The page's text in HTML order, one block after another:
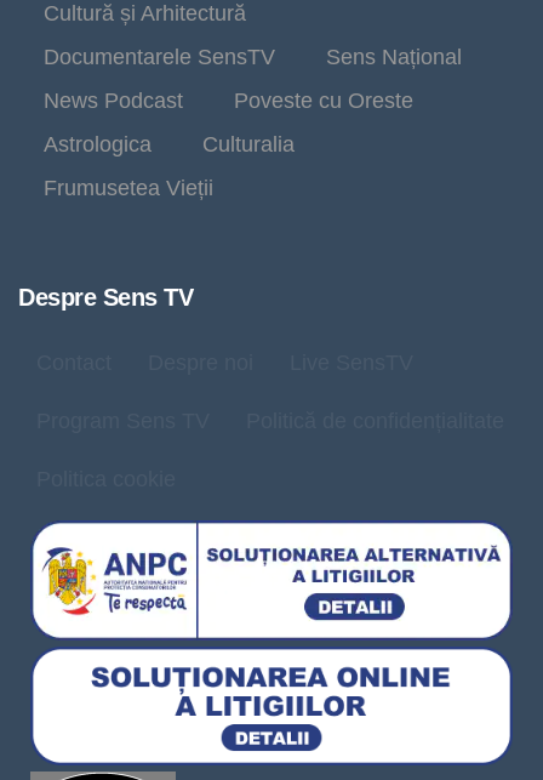
Cultură și Arhitectură
Documentarele SensTV
Sens Național
News Podcast
Poveste cu Oreste
Astrologica
Culturalia
Frumusetea Vieții
Despre Sens TV